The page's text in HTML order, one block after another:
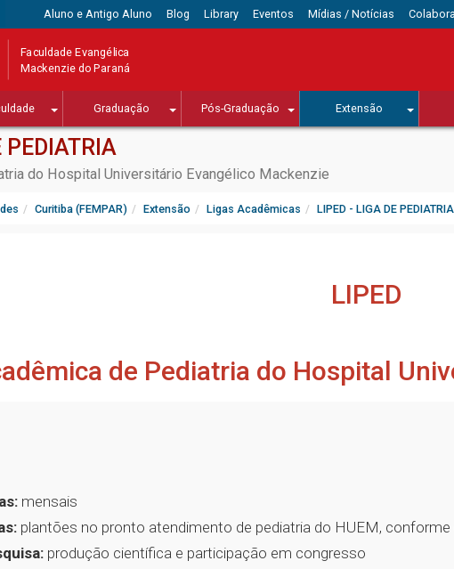
Aluno e Antigo Aluno Blog Library Eventos Mídias / Notícias
Faculdade Evangélica
Mackenzie do Paraná
Graduação Pós-Graduação Extensão
PEDIATRIA
do Hospital Universitário Evangélico Mackenzie
Curitiba (FEMPAR) Extensão Ligas Acadêmicas LIPED - LIGA DE PEDIATRIA
LIPED
de Pediatria do Hospital
mensais
plantões no pronto atendimento de pediatria do HUEM, conforme
produção científica e participação em congresso